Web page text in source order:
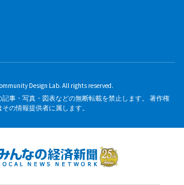
Design Lab. All rights reserved.
事・写真・図表などの無断転載を禁止します。 著作権
の情報提供者に属します。